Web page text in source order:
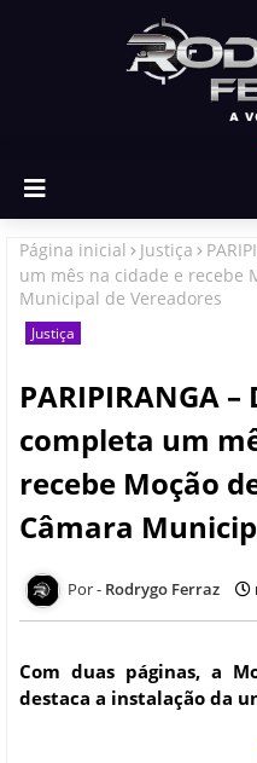
Página inicial Justiça
um mês na cidade e recebe
Municipal de Vereadores
Justiça
PARIPIRANGA
completa um
recebe Moção
Câmara
Rodrygo Ferraz
Com duas páginas, a
destaca a instalação da